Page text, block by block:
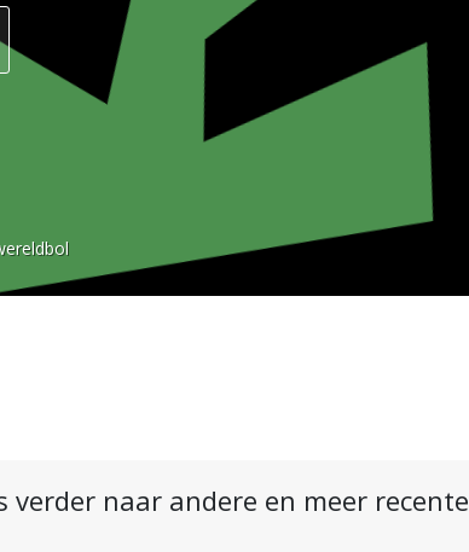
verder naar andere en meer recente